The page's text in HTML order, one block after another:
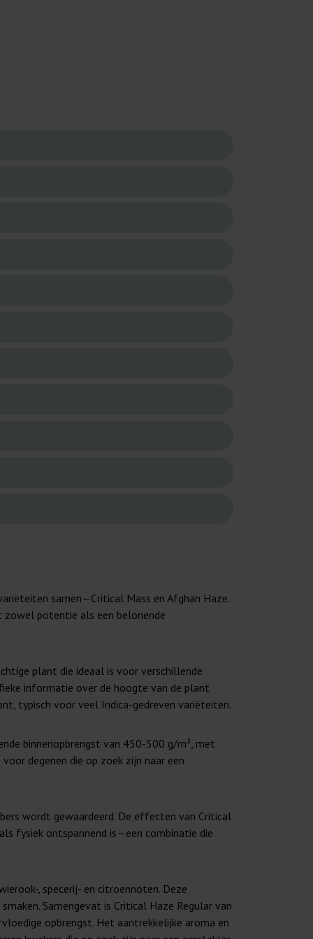
samen—Critical Mass en Afghan Haze.
potentie als een belonende
plant die ideaal is voor verschillende
informatie over de hoogte van de plant
typisch voor veel Indica-gedreven variëteiten.
binnenopbrengst van 450-500 g/m², met
degenen die op zoek zijn naar een
wordt gewaardeerd. De effecten van Critical
fysiek ontspannend is—een combinatie die
, specerij- en citroennoten. Deze
Samengevat is Critical Haze Regular van
opbrengst. Het aantrekkelijke aroma en